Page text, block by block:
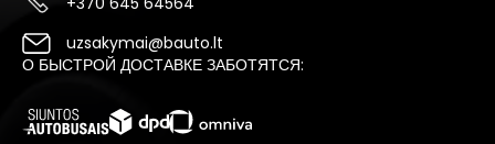
uzsakymai@bauto.lt
О БЫСТРОЙ ДОСТАВКЕ ЗАБОТЯТСЯ: